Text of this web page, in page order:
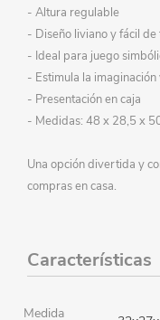
- Altura regulable
- Diseño liviano y fácil
- Ideal para juego
- Estimula la
- Presentación en caja
- Medidas: 48 x 28,5 x
Una opción divertida y
compras en casa.
Características
Medida